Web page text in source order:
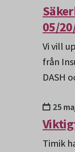
05/
Vi vill
från
DASH
25
Timik